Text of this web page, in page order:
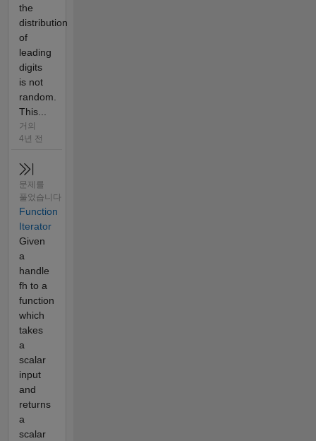
the
distribution
of
leading
digits
is not
random.
This...
거의
4년 전
문제를
풀었습니다
Function
Iterator
Given
a
handle
fh to a
function
which
takes
a
scalar
input
and
returns
a
scalar